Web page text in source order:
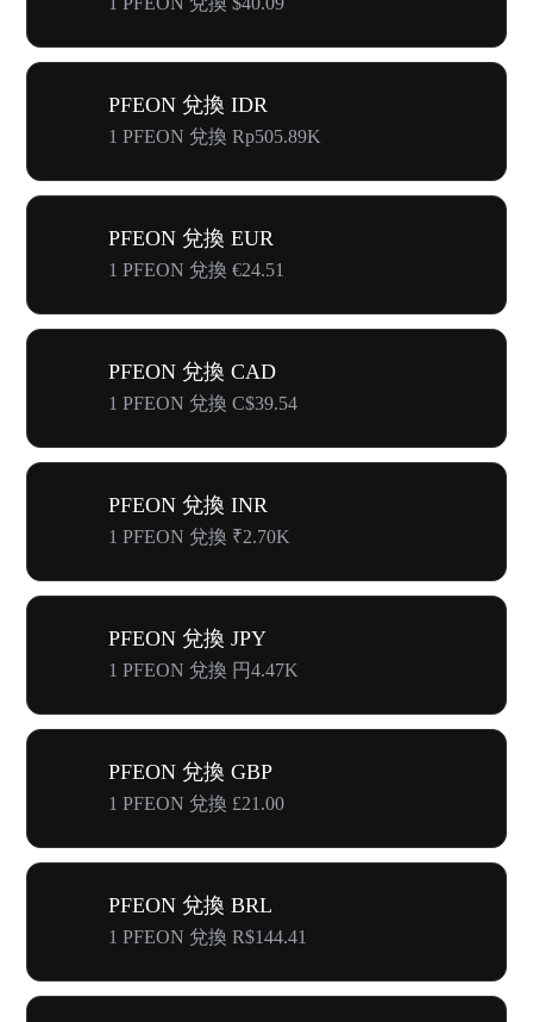
PFEON 兌換 IDR
1 PFEON 兌換 Rp505.89K
PFEON 兌換 EUR
1 PFEON 兌換 €24.51
PFEON 兌換 CAD
1 PFEON 兌換 C$39.54
PFEON 兌換 INR
1 PFEON 兌換 ₹2.70K
PFEON 兌換 JPY
1 PFEON 兌換 円4.47K
PFEON 兌換 GBP
1 PFEON 兌換 £21.00
PFEON 兌換 BRL
1 PFEON 兌換 R$144.41